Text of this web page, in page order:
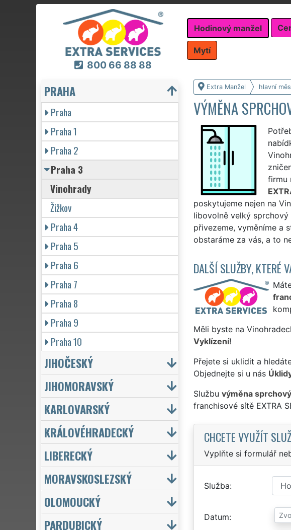
800 66 88 88
Hodinový manžel
Mytí
Extra Manžel hlavní
VÝMĚNA
firmu
poskytujeme nejen na
libovolně velký
přivezeme, vyměníme a
obstaráme za vás, a to
DALŠÍ SLUŽBY, KTERÉ
Měli byste na
Vyklízení!
Přejete si uklidit a
Objednejte si u nás
Službu výměna
franchisové sítě EXTRA
CHCETE VYUŽÍT
Vyplňte si formulář
Služba
Datum
PRAHA
Praha
Praha 1
Praha 2
Praha 3
Vinohrady
Žižkov
Praha 4
Praha 5
Praha 6
Praha 7
Praha 8
Praha 9
Praha 10
JIHOČESKÝ
JIHOMORAVSKÝ
KARLOVARSKÝ
KRÁLOVÉHRADECKÝ
LIBERECKÝ
MORAVSKOSLEZSKÝ
OLOMOUCKÝ
PARDUBICKÝ